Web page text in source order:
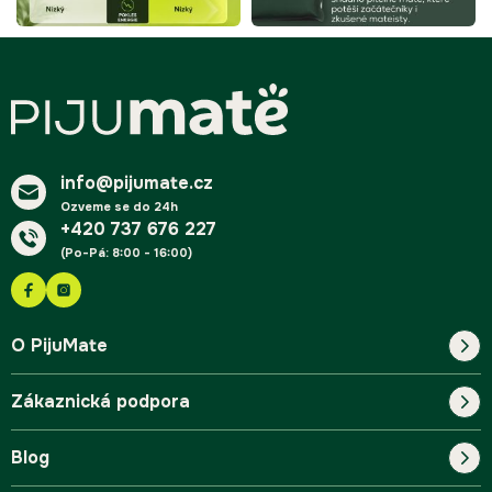
p
info@pijumate.cz
Ozveme se do 24h
+420 737 676 227
(Po-Pá: 8:00 - 16:00)
O PijuMate
Náš příběh
Zákaznická podpora
Kontakt
Blog